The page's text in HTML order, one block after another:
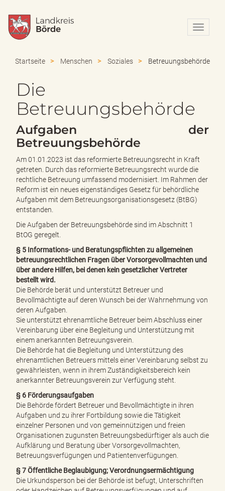
N
a
i
e
-
/
a
u
e
Startseite Menschen Soziales Betreuungsbehörde
Die
Betreuungsbehörde
Aufgaben der
Betreuungsbehörde
Am 01.01.2023 ist das reformierte Betreuungsrecht in Kraft
getreten. Durch das reformierte Betreuungsrecht wurde die
rechtliche Betreuung umfassend modernisiert. Im Rahmen der
Reform ist ein neues eigenständiges Gesetz für behördliche
Aufgaben mit dem Betreuungsorganisationsgesetz (BtBG)
entstanden.
Die Aufgaben der Betreuungsbehörde sind im Abschnitt 1
BtOG geregelt.
§ 5 Informations- und Beratungspflichten zu allgemeinen
betreuungsrechtlichen Fragen über Vorsorgevollmachten und
über andere Hilfen, bei denen kein gesetzlicher Vertreter
bestellt wird.
Die Behörde berät und unterstützt Betreuer und
Bevollmächtigte auf deren Wunsch bei der Wahrnehmung von
deren Aufgaben.
Sie unterstützt ehrenamtliche Betreuer beim Abschluss einer
Vereinbarung über eine Begleitung und Unterstützung mit
einem anerkannten Betreuungsverein.
Die Behörde hat die Begleitung und Unterstützung des
ehrenamtlichen Betreuers mittels einer Vereinbarung selbst zu
gewährleisten, wenn in ihrem Zuständigkeitsbereich kein
anerkannter Betreuungsverein zur Verfügung steht.
§ 6 Förderungsaufgaben
Die Behörde fördert Betreuer und Bevollmächtigte in ihren
Aufgaben und zu ihrer Fortbildung sowie die Tätigkeit
einzelner Personen und von gemeinnützigen und freien
Organisationen zugunsten Betreuungsbedürftiger als auch die
Aufklärung und Beratung über Vorsorgevollmachten,
Betreuungsverfügungen und Patientenverfügungen.
§ 7 Öffentliche Beglaubigung; Verordnungsermächtigung
Die Urkundsperson bei der Behörde ist befugt, Unterschriften